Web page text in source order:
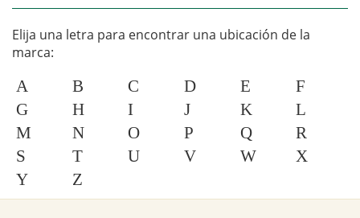
Elija una letra para encontrar una ubicación de la
marca:
A B C D E
F
G
H I J K
L
M
N O P Q
R
S
T U V W
X
Y
Z